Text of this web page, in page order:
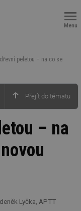
Menu
peletou – na co se
– na
Lyčka, APTT